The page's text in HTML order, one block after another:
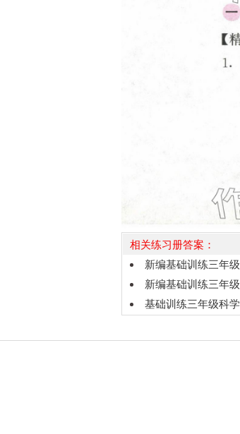
相关练习册答案：
新编基础训练三年
新编基础训练三年
基础训练三年级科